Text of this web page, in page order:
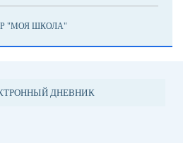
"МОЯ ШКОЛА"
ДНЕВНИК